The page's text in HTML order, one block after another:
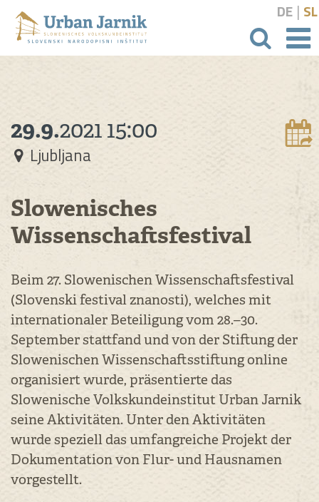
DE | SL
29.9.202115:00
Ljubljana
Slowenisches
Wissenschaftsfestival
Beim 27. Slowenischen Wissenschaftsfestival
(Slovenski festival znanosti), welches mit
internationaler Beteiligung vom 28.–30.
September stattfand und von der Stiftung der
Slowenischen Wissenschaftsstiftung online
organisiert wurde, präsentierte das
Slowenische Volkskundeinstitut Urban Jarnik
seine Aktivitäten. Unter den Aktivitäten
wurde speziell das umfangreiche Projekt der
Dokumentation von Flur- und Hausnamen
vorgestellt.